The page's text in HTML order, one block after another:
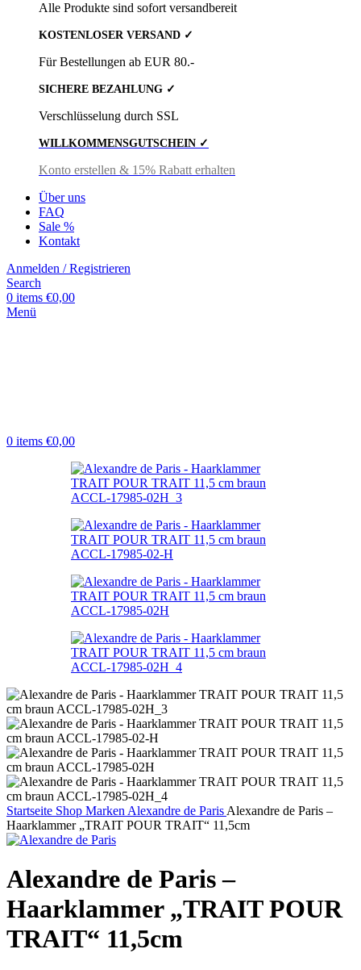
Alle Produkte sind sofort versandbereit
KOSTENLOSER VERSAND ✓
Für Bestellungen ab EUR 80.-
SICHERE BEZAHLUNG ✓
Verschlüsselung durch SSL
WILLKOMMENSGUTSCHEIN ✓
Konto erstellen & 15% Rabatt erhalten
Über uns
FAQ
Sale %
Kontakt
Anmelden / Registrieren
Search
0 items €0,00
Menü
0 items €0,00
Startseite Shop Marken Alexandre de Paris Alexandre de Paris –
Haarklammer „TRAIT POUR TRAIT“ 11,5cm
Alexandre de Paris –
Haarklammer „TRAIT POUR
TRAIT“ 11,5cm